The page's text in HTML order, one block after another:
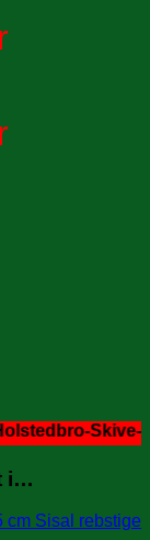
Mors-
i…
Sisal rebstige